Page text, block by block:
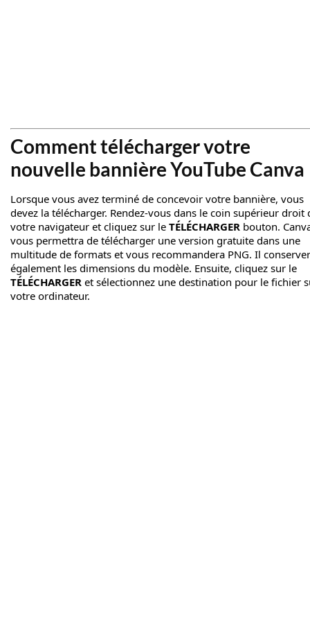
Comment télécharger votre
nouvelle bannière YouTube Canva
Lorsque vous avez terminé de concevoir votre bannière, vous
devez la télécharger. Rendez-vous dans le coin supérieur droit
votre navigateur et cliquez sur le TÉLÉCHARGER bouton.
vous permettra de télécharger une version gratuite dans une
multitude de formats et vous recommandera PNG. Il
également les dimensions du modèle. Ensuite, cliquez sur le
TÉLÉCHARGER et sélectionnez une destination pour le fichier
votre ordinateur.